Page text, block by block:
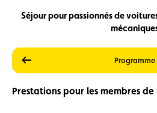
Séjour pour passionnés de
précédent Programme
Prix
Prestations pour les membres de